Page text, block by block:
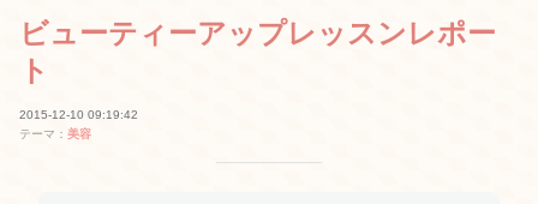
ビューティーアップレッスンレポー
ト
2015-12-10 09:19:42
テーマ： 美容